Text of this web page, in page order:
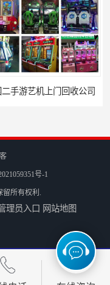
手游艺机上门回收公司
儿童机回收
号-1
留所有权利.
理员入口 网站地图